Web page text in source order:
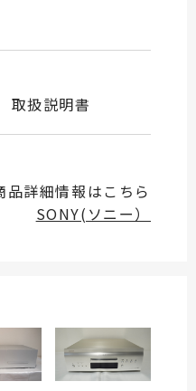
扱説明書
詳細情報はこちら
SONY(ソニー）